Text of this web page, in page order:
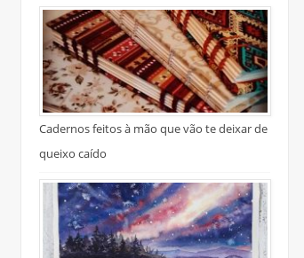
Cadernos feitos à mão que vão te deixar de
queixo caído